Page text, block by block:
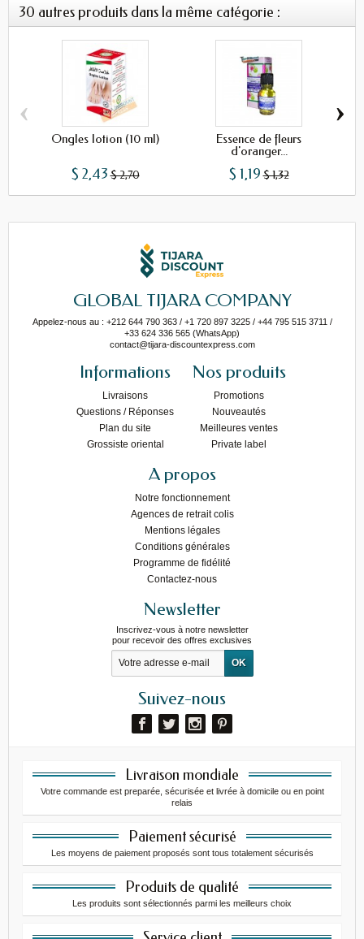
30 autres produits dans la même catégorie :
Ongles lotion (10 ml)
$ 2,43 $ 2,70
Essence de fleurs
d'oranger...
$ 1,19 $ 1,32
‹ ›
GLOBAL TIJARA COMPANY
Appelez-nous au : +212 644 790 363 / +1 720 897 3225 / +44 795 515 3711 /
+33 624 336 565 (WhatsApp)
contact@tijara-discountexpress.com
Informations
Livraisons
Questions / Réponses
Plan du site
Grossiste oriental
Nos produits
Promotions
Nouveautés
Meilleures ventes
Private label
A propos
Notre fonctionnement
Agences de retrait colis
Mentions légales
Conditions générales
Programme de fidélité
Contactez-nous
Newsletter
Inscrivez-vous à notre newsletter
pour recevoir des offres exclusives
Suivez-nous
Livraison mondiale
Votre commande est preparée, sécurisée et livrée à domicile ou en point
relais
Paiement sécurisé
Les moyens de paiement proposés sont tous totalement sécurisés
Produits de qualité
Les produits sont sélectionnés parmi les meilleurs choix